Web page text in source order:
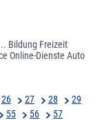
Bildung Freizeit
Online-Dienste Auto
26 27 28
29
55 56
57